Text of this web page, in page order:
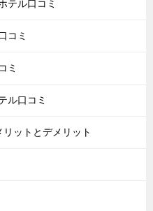
テル口コミ
コミ
ミ
ル口コミ
ットとデメリット